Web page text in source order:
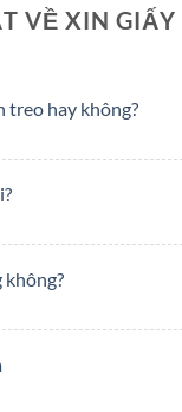
VỀ XIN GIẤY
treo hay không?